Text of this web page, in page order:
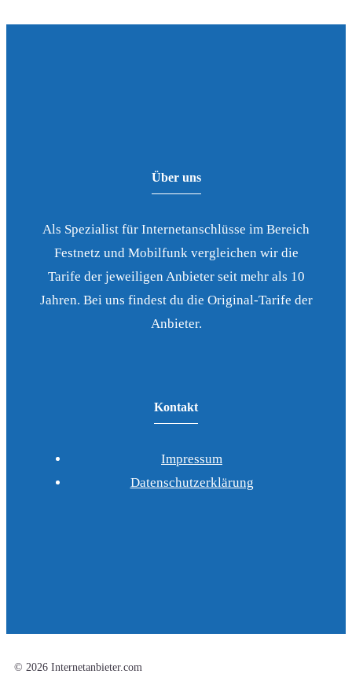
Über uns
Als Spezialist für Internetanschlüsse im Bereich
Festnetz und Mobilfunk vergleichen wir die
Tarife der jeweiligen Anbieter seit mehr als 10
Jahren. Bei uns findest du die Original-Tarife der
Anbieter.
Kontakt
Impressum
Datenschutzerklärung
© 2026 Internetanbieter.com